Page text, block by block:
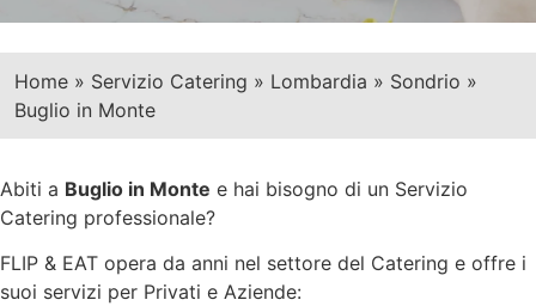
Home » Servizio Catering » Lombardia » Sondrio »
Buglio in Monte
Abiti a Buglio in Monte e hai bisogno di un Servizio
Catering professionale?
FLIP & EAT opera da anni nel settore del Catering e offre i
suoi servizi per Privati e Aziende: